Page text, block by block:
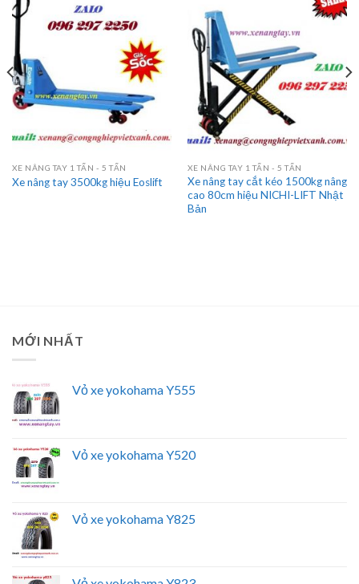
XE NÂNG TAY 1 TẤN - 5 TẤN
Xe nâng tay 3500kg hiệu Eoslift
XE NÂNG TAY 1 TẤN - 5 TẤN
Xe nâng tay cắt kéo 1500kg nâng
cao 80cm hiệu NICHI-LIFT Nhật
Bản
MỚI NHẤT
Vỏ xe yokohama Y555
Vỏ xe yokohama Y520
Vỏ xe yokohama Y825